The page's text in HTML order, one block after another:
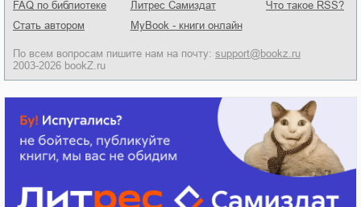
FAQ по библиотеке
Стать автором
Литрес Самиздат
MyBook - книги онлайн
Что такое RSS?
По всем вопросам пишите нам на почту: support@bookz.ru
2003-2026 bookZ.ru